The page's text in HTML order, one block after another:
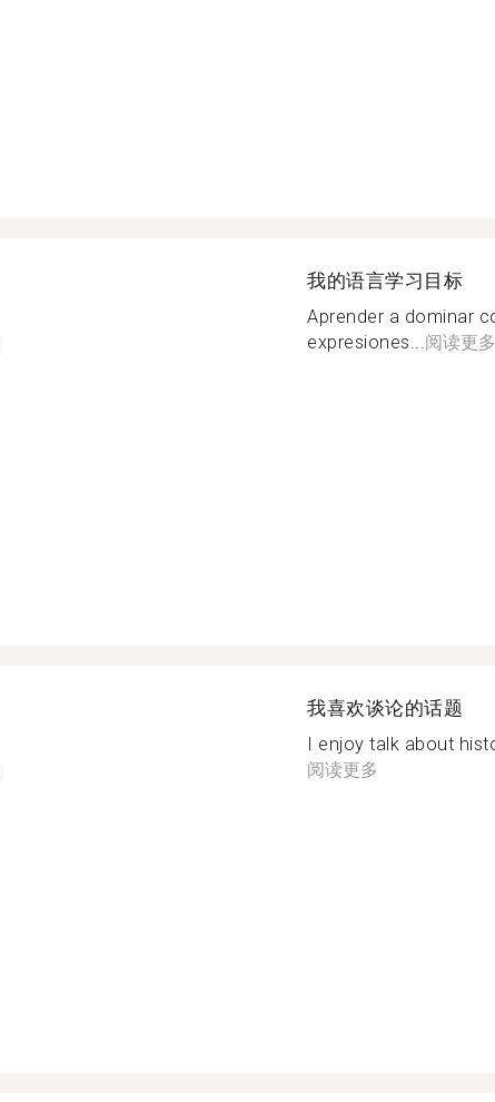
我的语言学习目标
Aprender a dominar
expresiones...阅读更多
我喜欢谈论的话题
I enjoy talk about
阅读更多